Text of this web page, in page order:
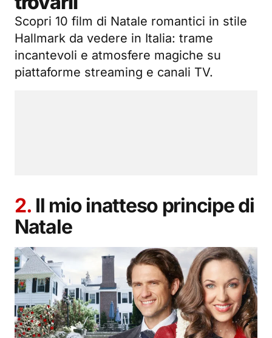
Scopri 10 film di Natale romantici in stile
Hallmark da vedere in Italia: trame
incantevoli e atmosfere magiche su
piattaforme streaming e canali TV.
2. Il mio inatteso principe di
Natale